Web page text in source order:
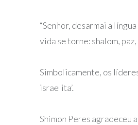
“Senhor, desarmai a
vida se torne: shalom, paz,
Simbolicamente, os
israelita’.
Shimon Peres agradeceu